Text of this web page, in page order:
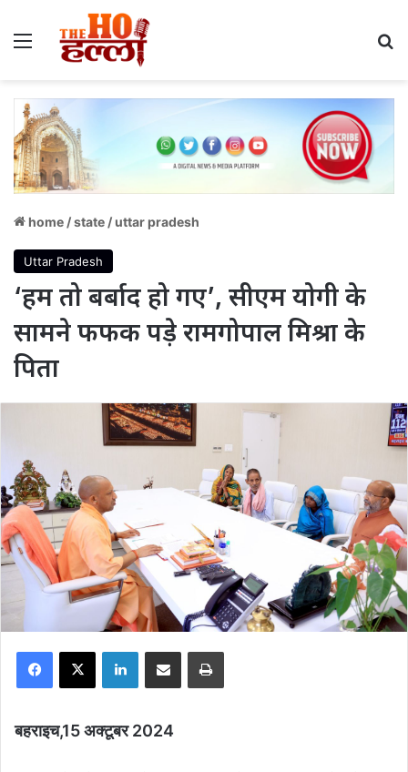
Menu
home /state /uttar pradesh
Uttar Pradesh
‘हम तो बर्बाद हो गए’, सीएम योगी के
सामने फफक पड़े रामगोपाल मिश्रा के
पिता
Facebook
X LinkedInShare via Email Print
बहराइच,15 अक्टूबर 2024